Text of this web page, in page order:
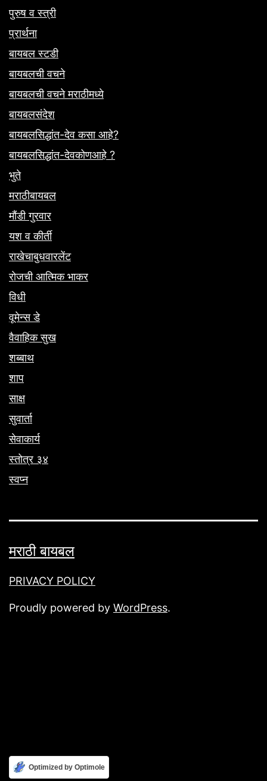
पुरुष व स्त्री
प्रार्थना
बायबल स्टडी
बायबलची वचने
बायबलची वचने मराठीमध्ये
बायबलसंदेश
बायबलसिद्धांत-देव कसा आहे?
बायबलसिद्धांत-देवकोणआहे ?
भुते
मराठीबायबल
मौंडी गुरवार
यश व कीर्ती
राखेचाबुधवारलेंट
रोजची आत्मिक भाकर
विधी
वूमेन्स डे
वैवाहिक सुख
शब्बाथ
शाप
साक्ष
सुवार्ता
सेवाकार्य
स्तोत्र ३४
स्वप्न
मराठी बायबल
PRIVACY POLICY
Proudly powered by WordPress.
Optimized by Optimole